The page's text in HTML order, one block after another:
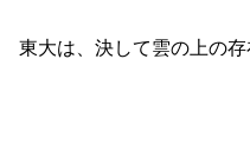
東大は、決して雲の上の存